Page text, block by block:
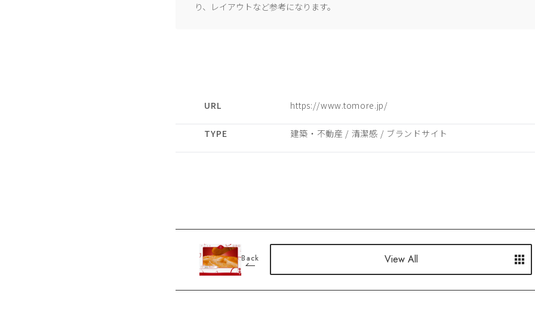
り、レイアウトなど参考になります。
URL https://www.tomore.jp/
TYPE 建築・不動産 / 清潔感 / ブランドサイト
Back View All
View All